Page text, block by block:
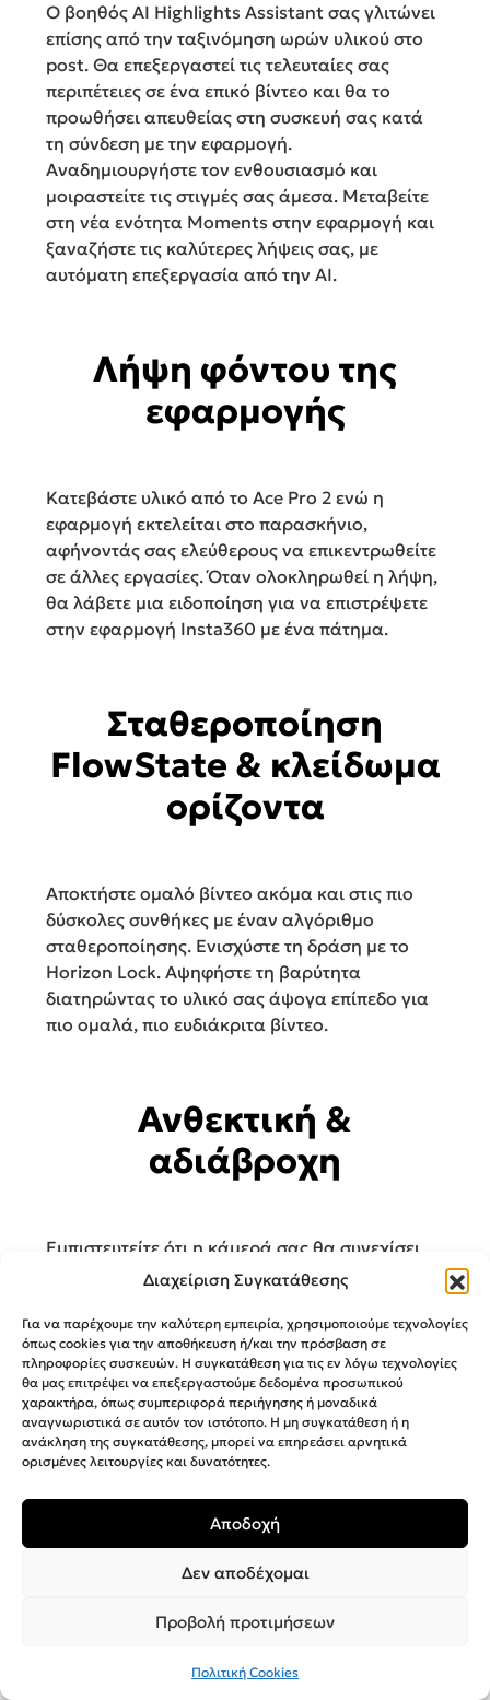
Διαχείριση Συγκατάθεσης
Για να παρέχουμε την καλύτερη εμπειρία, χρησιμοποιούμε τεχνολογίες
όπως cookies για την αποθήκευση ή/και την πρόσβαση σε
πληροφορίες συσκευών. Η συγκατάθεση για τις εν λόγω τεχνολογίες
θα μας επιτρέψει να επεξεργαστούμε δεδομένα προσωπικού
χαρακτήρα, όπως συμπεριφορά περιήγησης ή μοναδικά
αναγνωριστικά σε αυτόν τον ιστότοπο. Η μη συγκατάθεση ή η
ανάκληση της συγκατάθεσης, μπορεί να επηρεάσει αρνητικά
ορισμένες λειτουργίες και δυνατότητες.
Αποδοχή
Δεν αποδέχομαι
Προβολή προτιμήσεων
Πολιτική Cookies
Ο βοηθός AI Highlights Assistant σας γλιτώνει
επίσης από την ταξινόμηση ωρών υλικού στο
post. Θα επεξεργαστεί τις τελευταίες σας
περιπέτειες σε ένα επικό βίντεο και θα το
προωθήσει απευθείας στη συσκευή σας κατά
τη σύνδεση με την εφαρμογή.
Αναδημιουργήστε τον ενθουσιασμό και
μοιραστείτε τις στιγμές σας άμεσα. Μεταβείτε
στη νέα ενότητα Moments στην εφαρμογή και
ξαναζήστε τις καλύτερες λήψεις σας, με
αυτόματη επεξεργασία από την AI.
Λήψη φόντου της
εφαρμογής
Κατεβάστε υλικό από το Ace Pro 2 ενώ η
εφαρμογή εκτελείται στο παρασκήνιο,
αφήνοντάς σας ελεύθερους να επικεντρωθείτε
σε άλλες εργασίες. Όταν ολοκληρωθεί η λήψη,
θα λάβετε μια ειδοποίηση για να επιστρέψετε
στην εφαρμογή Insta360 με ένα πάτημα.
Σταθεροποίηση
FlowState & κλείδωμα
ορίζοντα
Αποκτήστε ομαλό βίντεο ακόμα και στις πιο
δύσκολες συνθήκες με έναν αλγόριθμο
σταθεροποίησης. Ενισχύστε τη δράση με το
Horizon Lock. Αψηφήστε τη βαρύτητα
διατηρώντας το υλικό σας άψογα επίπεδο για
πιο ομαλά, πιο ευδιάκριτα βίντεο.
Ανθεκτική &
αδιάβροχη
Εμπιστευτείτε ότι η κάμερά σας θα συνεχίσει
να λειτουργεί ακόμα και στις πιο δύσκολες
αφαιρούμενα προστατευτικά φακών
προσφέρουν επίσης ηρεμία για τυχόν μεγάλες
πτώσεις ή συντριβές. Σχεδιασμένη για
περιπέτεια, η Ace Pro 2 είναι αδιάβροχη σε
βάθος 12m, κάτι περισσότερο από αρκετό για
μια υποβρύχια περιπέτεια. Για να πάτε ακόμα
μηχανή σε βάθος 60m.